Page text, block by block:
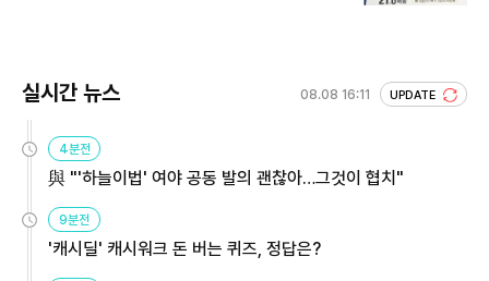
실시간 뉴스 08.08 16:11 UPDATE
4분전
與 "'하늘이법' 여야 공동 발의 괜찮아…그것이 협치"
9분전
'캐시딜' 캐시워크 돈 버는 퀴즈, 정답은?